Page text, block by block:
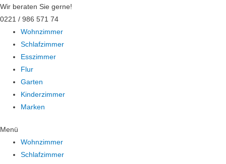
Wir beraten Sie gerne!
0221 / 986 571 74
Wohnzimmer
Schlafzimmer
Esszimmer
Flur
Garten
Kinderzimmer
Marken
Menü
Wohnzimmer
Schlafzimmer